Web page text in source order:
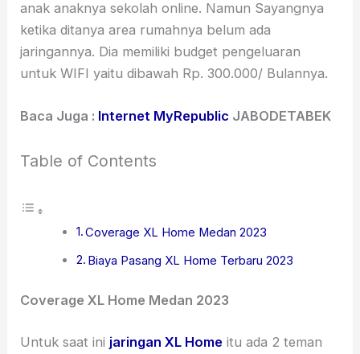
anak anaknya sekolah online. Namun Sayangnya
ketika ditanya area rumahnya belum ada
jaringannya. Dia memiliki budget pengeluaran
untuk WIFI yaitu dibawah Rp. 300.000/ Bulannya.
Baca Juga : Internet MyRepublic JABODETABEK
Table of Contents
Coverage XL Home Medan 2023
Biaya Pasang XL Home Terbaru 2023
Coverage XL Home Medan 2023
Untuk saat ini jaringan XL Home itu ada 2 teman